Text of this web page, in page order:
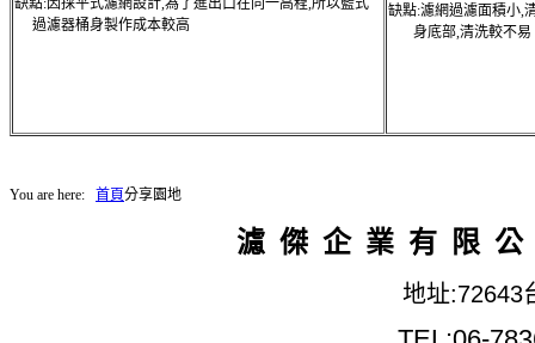
缺點:因採平式濾網設計,為了進出口在同一高程,所以籃式
過濾器桶身製作成本較高
缺點:濾網過濾面積小,
身底部
You are here: 首頁分享園地
濾 傑 企 業 有 限
地址:72643